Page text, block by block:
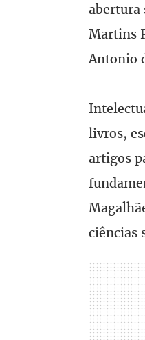
abertura
Martins
Antonio
livros,
artigos
ciências